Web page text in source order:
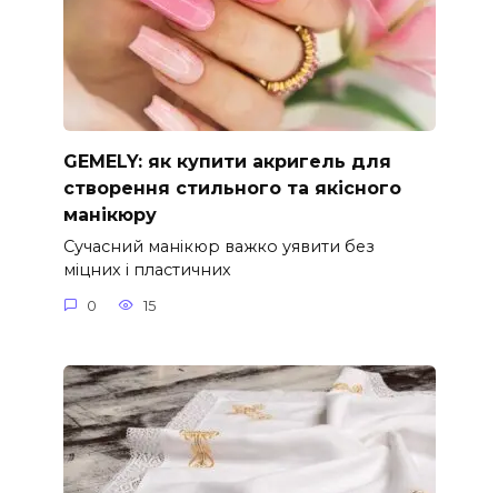
GEMELY: як купити акригель для
створення стильного та якісного
манікюру
Сучасний манікюр важко уявити без
міцних і пластичних
0 15